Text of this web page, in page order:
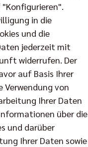
Mattig
in die
und die
jederzeit mit
widerrufen. Der
auf Basis Ihrer
von
Ihrer Daten
über die
und darüber
Ihrer Daten sowie